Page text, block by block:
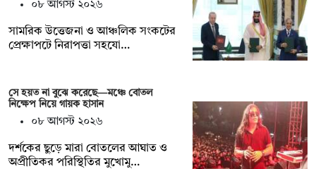
০৮ আগস্ট ২০২৬
সামরিক উত্তেজনা ও আঞ্চলিক সংকটের
প্রেক্ষাপটে নিরাপত্তা সহযো…
সে হয়ত না ‍বুঝে করেছে—মঞ্চে বোতল
নিক্ষেপ নিয়ে গায়ক হাসান
০৮ আগস্ট ২০২৬
দর্শকের ছুড়ে মারা বোতলের আঘাত ও
অপ্রীতিকর পরিস্থিতির মুখোমু…